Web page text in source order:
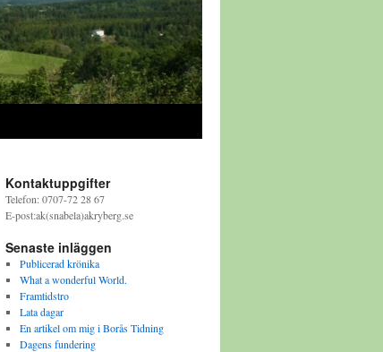
Kontaktuppgifter
Telefon: 0707-72 28 67
E-post:ak(snabela)akryberg.se
Senaste inläggen
Publicerad krönika
What a wonderful World.
Framtidstro
Lata dagar
En artikel om mig i Borås Tidning
Dagens fundering